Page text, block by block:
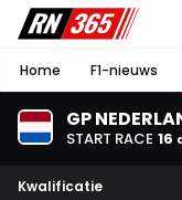
Home F1-nieuws
GP
START RACE 16
Kwalificatie